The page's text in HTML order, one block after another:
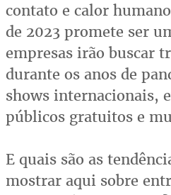
contato e calor
de 2023 promete ser
empresas irão buscar
durante os anos de
shows internacionais,
públicos gratuitos e
E quais são as
mostrar aqui sobre